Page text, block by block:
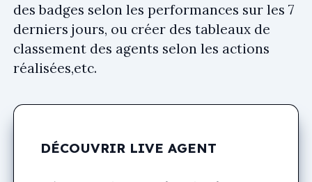
des badges selon les performances sur les 7
derniers jours, ou créer des tableaux de
classement des agents selon les actions
réalisées,etc.
DÉCOUVRIR LIVE AGENT